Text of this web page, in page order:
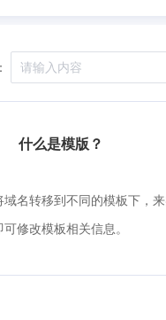
什么是模版？
名转移到不同的模板下，
修改模板相关信息。